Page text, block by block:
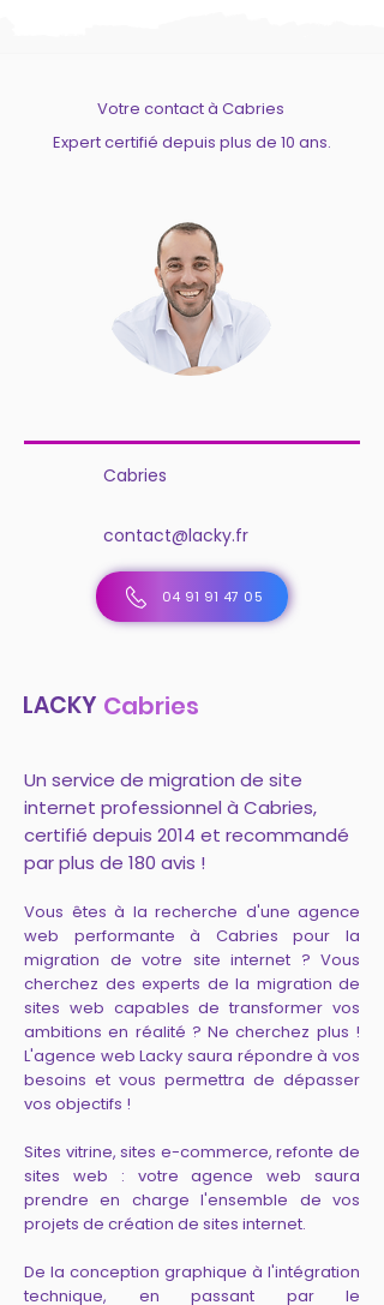
Votre contact à Cabries
Expert certifié depuis plus de 10 ans.
Cabries
contact@lacky.fr
04 91 91 47 05
LACKY Cabries
Un service de migration de site
internet professionnel à Cabries,
certifié depuis 2014 et recommandé
par plus de 180 avis !
Vous êtes à la recherche d'une agence
web performante à Cabries pour la
migration de votre site internet ? Vous
cherchez des experts de la migration de
sites web capables de transformer vos
ambitions en réalité ? Ne cherchez plus !
L'agence web Lacky saura répondre à vos
besoins et vous permettra de dépasser
vos objectifs !
Sites vitrine, sites e-commerce, refonte de
sites web : votre agence web saura
prendre en charge l'ensemble de vos
projets de création de sites internet.
De la conception graphique à l'intégration
technique, en passant par le